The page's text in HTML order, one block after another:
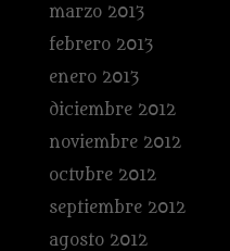
marzo 2013
febrero 2013
enero 2013
diciembre 2012
noviembre 2012
octubre 2012
septiembre 2012
agosto 2012